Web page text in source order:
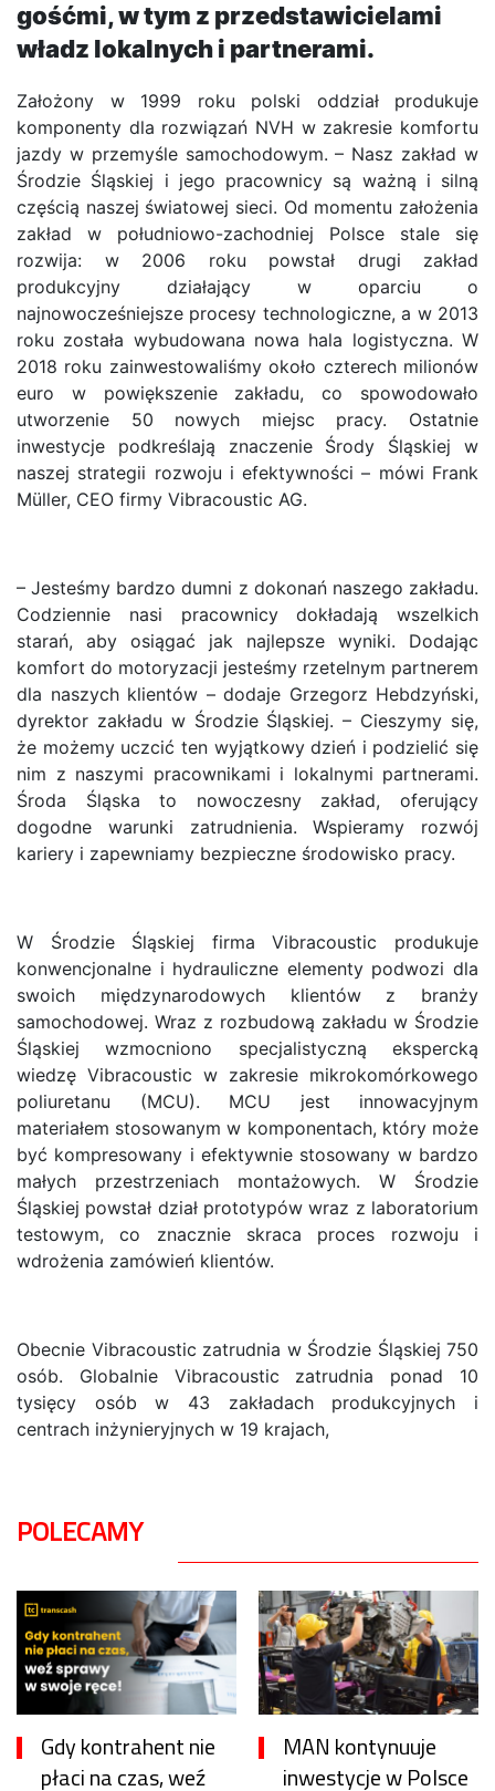
gośćmi, w tym z przedstawicielami
władz lokalnych i partnerami.
Założony w 1999 roku polski oddział produkuje
komponenty dla rozwiązań NVH w zakresie komfortu
jazdy w przemyśle samochodowym. – Nasz zakład w
Środzie Śląskiej i jego pracownicy są ważną i silną
częścią naszej światowej sieci. Od momentu założenia
zakład w południowo-zachodniej Polsce stale się
rozwija: w 2006 roku powstał drugi zakład
produkcyjny działający w oparciu o
najnowocześniejsze procesy technologiczne, a w 2013
roku została wybudowana nowa hala logistyczna. W
2018 roku zainwestowaliśmy około czterech milionów
euro w powiększenie zakładu, co spowodowało
utworzenie 50 nowych miejsc pracy. Ostatnie
inwestycje podkreślają znaczenie Środy Śląskiej w
naszej strategii rozwoju i efektywności – mówi Frank
Müller, CEO firmy Vibracoustic AG.
– Jesteśmy bardzo dumni z dokonań naszego zakładu.
Codziennie nasi pracownicy dokładają wszelkich
starań, aby osiągać jak najlepsze wyniki. Dodając
komfort do motoryzacji jesteśmy rzetelnym partnerem
dla naszych klientów – dodaje Grzegorz Hebdzyński,
dyrektor zakładu w Środzie Śląskiej. – Cieszymy się,
że możemy uczcić ten wyjątkowy dzień i podzielić się
nim z naszymi pracownikami i lokalnymi partnerami.
Środa Śląska to nowoczesny zakład, oferujący
dogodne warunki zatrudnienia. Wspieramy rozwój
kariery i zapewniamy bezpieczne środowisko pracy.
W Środzie Śląskiej firma Vibracoustic produkuje
konwencjonalne i hydrauliczne elementy podwozi dla
swoich międzynarodowych klientów z branży
samochodowej. Wraz z rozbudową zakładu w Środzie
Śląskiej wzmocniono specjalistyczną ekspercką
wiedzę Vibracoustic w zakresie mikrokomórkowego
poliuretanu (MCU). MCU jest innowacyjnym
materiałem stosowanym w komponentach, który może
być kompresowany i efektywnie stosowany w bardzo
małych przestrzeniach montażowych. W Środzie
Śląskiej powstał dział prototypów wraz z laboratorium
testowym, co znacznie skraca proces rozwoju i
wdrożenia zamówień klientów.
Obecnie Vibracoustic zatrudnia w Środzie Śląskiej 750
osób. Globalnie Vibracoustic zatrudnia ponad 10
tysięcy osób w 43 zakładach produkcyjnych i
centrach inżynieryjnych w 19 krajach,
POLECAMY
Gdy kontrahent nie
płaci na czas, weź
MAN kontynuuje
inwestycje w Polsce